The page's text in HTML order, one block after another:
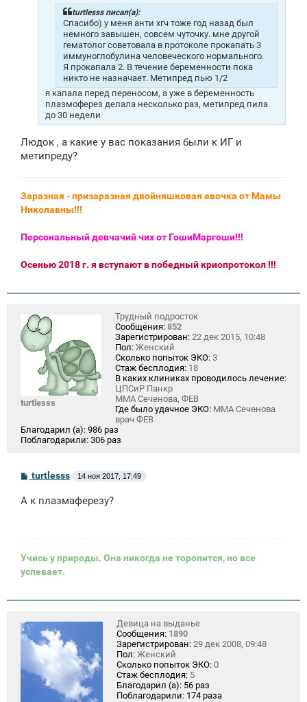
turtlesss писал(а):
Спасибо) у меня анти хгч тоже год назад был
немного завышен, совсем чуточку. мне другой
гематолог советовала в протоколе прокапать 3
иммуноглобулина человеческого нормального.
Я прокапала 2. В течение беременности пока
никто не назначает. Метипред пью 1/2
я капала перед переносом, а уже в беременность
плазмоферез делала несколько раз, метипред пила
до 30 недели
Людок , а какие у вас показания были к ИГ и
метипреду?
Заразная - призаразная двойняшковая авочка от Мамы
Николавны!!!
Персональный девчачий чих от ГошиМаргоши!!!
Осенью 2018 г. я вступают в победный криопротокол !!!
turtlesss
Трудный подросток
Сообщения: 852
Зарегистрирован: 22 дек 2015, 10:48
Пол: Женский
Сколько попыток ЭКО: 3
Стаж бесплодия: 18
В каких клиниках проводилось лечение:
ЦПСиР Панкр
ММА Сеченова, ФЕВ
Где было удачное ЭКО: ММА Сеченова
врач ФЕВ
Благодарил (а): 986 раз
Поблагодарили: 306 раз
С
б
turtlesss 14 ноя 2017, 17:49
А к плазмаферезу?
Учись у природы. Она никогда не торопится, но все
успевает.
Девица на выданье
Сообщения: 1890
Зарегистрирован: 29 дек 2008, 09:48
Пол: Женский
Сколько попыток ЭКО: 0
Стаж бесплодия: 5
Благодарил (а): 56 раз
Поблагодарили: 174 раза